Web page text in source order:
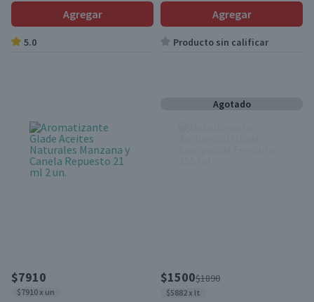
Repuesto 21 ml
Agregar
5.0
Agregar
Producto sin calificar
$7910
$7910 x un
Agotado
$1500$1890
$5882 x lt